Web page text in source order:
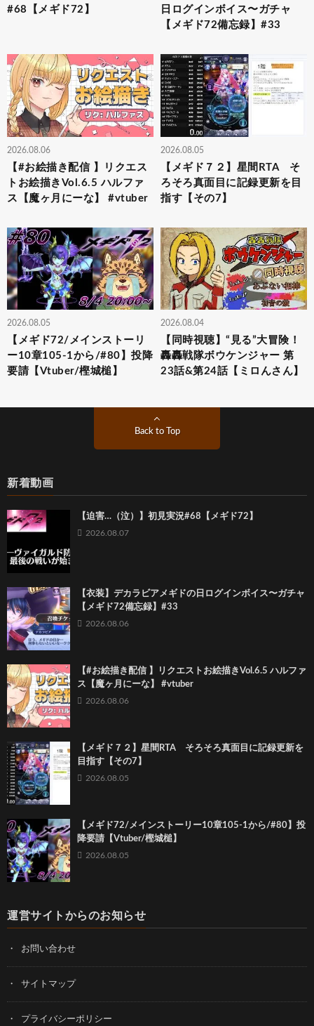
#68【メギド72】
日ログインボイス〜ガチャ
【メギド72備忘録】#33
2026.08.06
【#お絵描き配信 】リクエス
トお絵描きVol.6.5 ハルファ
ス【魔ヶ月にーな】 #vtuber
2026.08.05
【メギド７２】星間RTA そ
ろそろ真面目に記録更新を目
指す【その7】
2026.08.05
【メギド72/メインストーリ
ー10章105-1から/#80】投降
要請【Vtuber/樫城槌】
2026.08.04
【同時視聴】“見る”大冒険！
轟轟戦隊ボウケンジャー 第
23話&第24話【ミロんさん】
Back to Top
新着動画
【迫害…（泣）】初見実況#68【メギド72】
2026.08.07
【衣装】デカラビアメギドの日ログインボイス〜ガチャ
【メギド72備忘録】#33
2026.08.06
【#お絵描き配信 】リクエストお絵描きVol.6.5 ハルファ
ス【魔ヶ月にーな】 #vtuber
2026.08.06
【メギド７２】星間RTA そろそろ真面目に記録更新を
目指す【その7】
2026.08.05
【メギド72/メインストーリー10章105-1から/#80】投
降要請【Vtuber/樫城槌】
2026.08.05
運営サイトからのお知らせ
お問い合わせ
サイトマップ
プライバシーポリシー